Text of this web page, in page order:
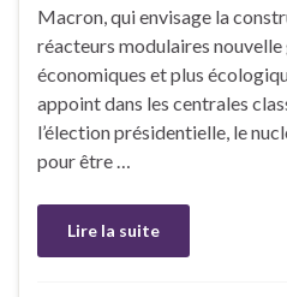
Macron, qui envisage la
réacteurs modulaires nouvelle
économiques et plus
appoint dans les centrales
l’élection présidentielle, le
pour être …
Lire la suite